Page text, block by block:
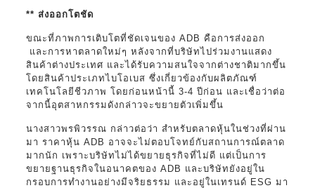
** ส่งออกโตชัด
ขณะที่ภาพการเติบโตที่ชัดเจนของ ADB คือการส่งออก
และการหาตลาดใหม่ๆ หลังจากที่บริษัทไปร่วมงานแสดง
สินค้าต่างประเทศ และได้รับความสนใจจากต่างชาติมากขึ้น
โดยสินค้าประเภทไบโอเบส ซึ่งเกี่ยวข้องกับผลิตภัณฑ์
เทคโนโลยีชีวภาพ โดยก่อนหน้านี้ 3-4 ปีก่อน และเชื่อว่าต่อ
จากนี้อุตสาหกรรมดังกล่าวจะขยายตัวเพิ่มขึ้น
นางสาวพรพิวรรณ กล่าวต่อว่า สำหรับตลาดหุ้นในช่วงที่ผ่าน
มา ราคาหุ้น ADB อาจจะไม่ตอบโจทย์กับสถานการณ์ตลาด
มากนัก เพราะบริษัทไม่ได้ขยายธุรกิจที่ไม่ดี แต่เป็นการ
ขยายฐานธุรกิจในอนาคตของ ADB และบริษัทยังอยู่ใน
กรอบการทำงานอย่างมีจริยธรรม และอยู่ในเทรนด์ ESG มา